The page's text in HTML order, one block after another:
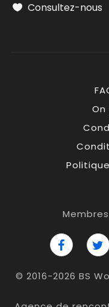
Consultez-nous
© 2016-2026 BS